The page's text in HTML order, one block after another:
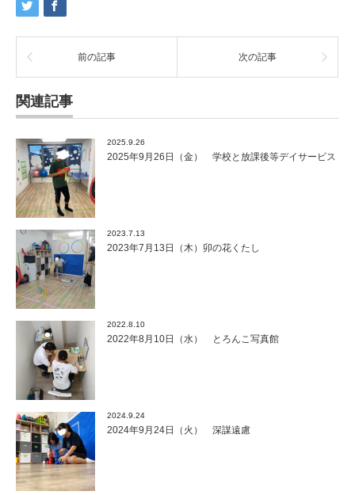
前の記事 次の記事
関連記事
2025.9.26
2025年9月26日（金） 学校と放課後等デイサービス
2023.7.13
2023年7月13日（木）卯の花くたし
2022.8.10
2022年8月10日（水） とろんこ写真館
2024.9.24
2024年9月24日（火） 深謀遠慮